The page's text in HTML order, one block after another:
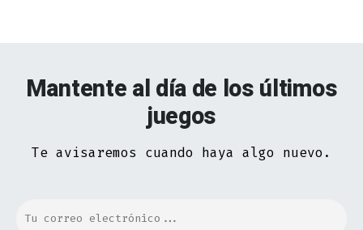
Mantente al día de los últimos
juegos
Te avisaremos cuando haya algo nuevo.